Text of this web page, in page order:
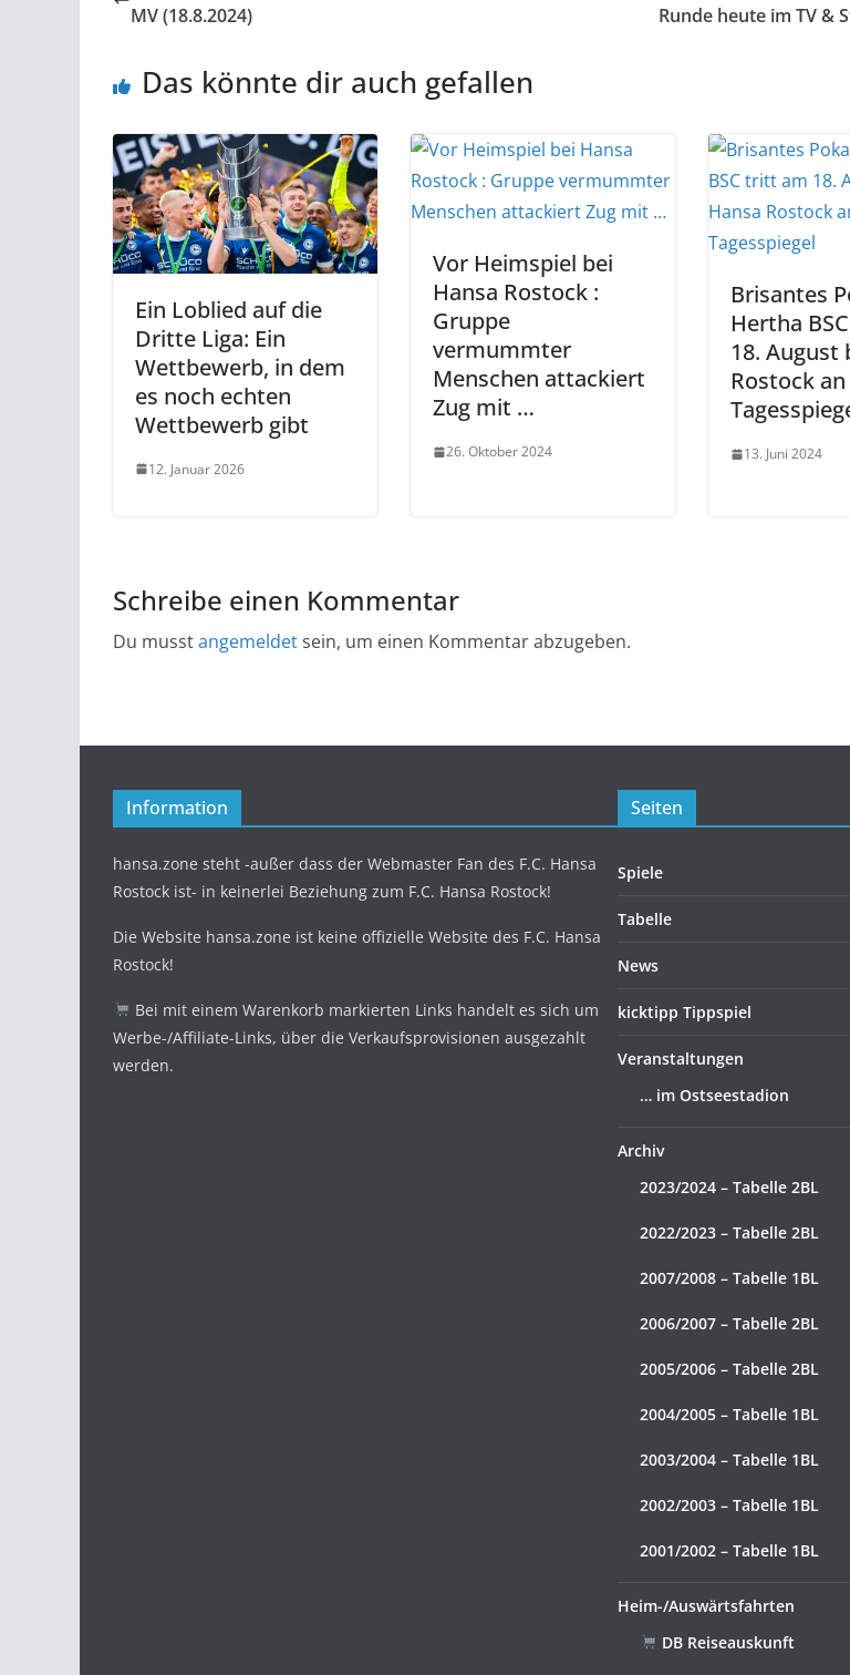
MV (18.8.2024)
Runde heute im TV &
Das könnte dir auch gefallen
Ein Loblied auf die
Dritte Liga: Ein
Wettbewerb, in dem
es noch echten
Wettbewerb gibt
12. Januar 2026
Vor Heimspiel bei
Hansa Rostock :
Gruppe
vermummter
Menschen attackiert
Zug mit …
26. Oktober 2024
Brisantes
Hertha
18. August
Rostock an
13. Juni 2024
Schreibe einen Kommentar
Du musstangemeldetsein, um einen Kommentar abzugeben.
Information
hansa.zone steht -außer dass der Webmaster Fan des F.C. Hansa
Rostock ist- in keinerlei Beziehung zum F.C. Hansa Rostock!
Die Website hansa.zone ist keine offizielle Website des F.C. Hansa
Rostock!
Bei mit einem Warenkorb markierten Links handelt es sich um
Werbe-/Affiliate-Links, über die Verkaufsprovisionen ausgezahlt
werden.
Seiten
Spiele
Tabelle
News
kicktipp Tippspiel
Veranstaltungen
… im Ostseestadion
Archiv
2023/2024 – Tabelle 2BL
2022/2023 – Tabelle 2BL
2007/2008 – Tabelle 1BL
2006/2007 – Tabelle 2BL
2005/2006 – Tabelle 2BL
2004/2005 – Tabelle 1BL
2003/2004 – Tabelle 1BL
2002/2003 – Tabelle 1BL
2001/2002 – Tabelle 1BL
Heim-/Auswärtsfahrten
DB Reiseauskunft